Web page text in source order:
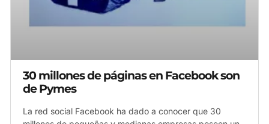
30 millones de páginas en Facebook son
de Pymes
La red social Facebook ha dado a conocer que 30